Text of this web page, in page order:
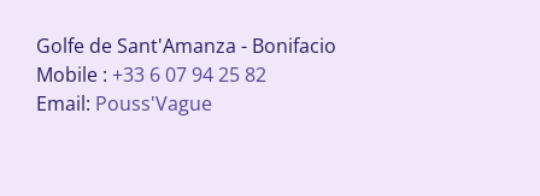
Golfe de Sant'Amanza - Bonifacio
Mobile : +33 6 07 94 25 82
Email: Pouss'Vague